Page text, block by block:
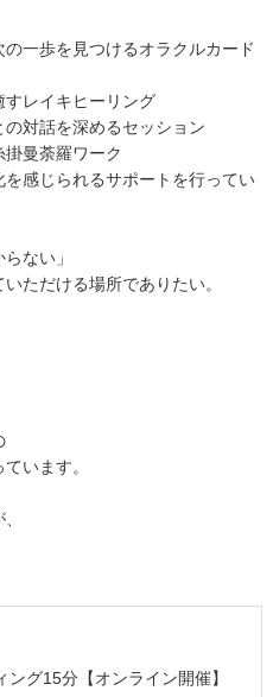
一歩を見つけるオラクルカード
すレイキヒーリング
の対話を深めるセッション
掛曼荼羅ワーク
感じられるサポートを行ってい
ない」
ただける場所でありたい。
います。
グ15分【オンライン開催】